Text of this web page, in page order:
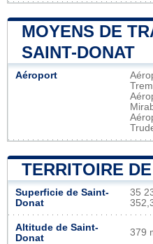
MOYENS DE
SAINT-DONAT
Aéroport
TERRITOIRE
Superficie de Saint-
Donat
35
Altitude de Saint-
Donat
379